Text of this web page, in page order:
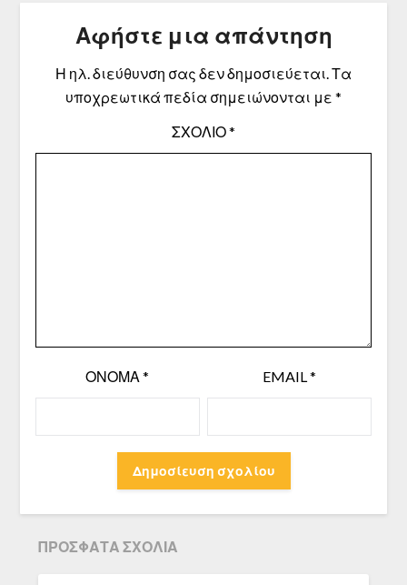
Αφήστε μια απάντηση
Η ηλ. διεύθυνση σας δεν δημοσιεύεται.Τα
υποχρεωτικά πεδία σημειώνονται με *
ΣΧΌΛΙΟ*
ΌΝΟΜΑ* EMAIL*
ΠΡΌΣΦΑΤΑ ΣΧΌΛΙΑ